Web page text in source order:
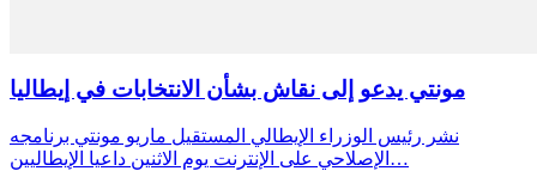
مونتي يدعو إلى نقاش بشأن الانتخابات في إيطاليا
نشر رئيس الوزراء الإيطالي المستقيل ماريو مونتي برنامجه
الإصلاحي على الإنترنت يوم الاثنين داعيا الإيطاليين…